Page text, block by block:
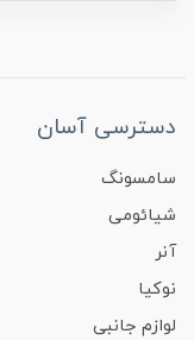
دسترسی آسان
سامسونگ
شیائومی
آنر
نوکیا
لوازم جانبی